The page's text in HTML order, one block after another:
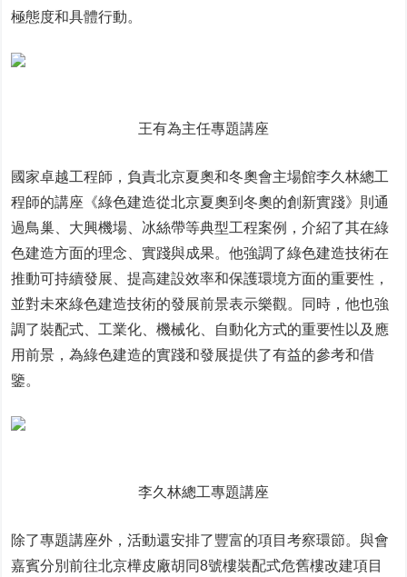
極態度和具體行動。
王有為主任專題講座
國家卓越工程師，負責北京夏奧和冬奧會主場館李久林總工
程師的講座《綠色建造從北京夏奧到冬奧的創新實踐》則通
過鳥巢、大興機場、冰絲帶等典型工程案例，介紹了其在綠
色建造方面的理念、實踐與成果。他強調了綠色建造技術在
推動可持續發展、提高建設效率和保護環境方面的重要性，
並對未來綠色建造技術的發展前景表示樂觀。同時，他也強
調了裝配式、工業化、機械化、自動化方式的重要性以及應
用前景，為綠色建造的實踐和發展提供了有益的參考和借
鑒。
李久林總工專題講座
除了專題講座外，活動還安排了豐富的項目考察環節。與會
嘉賓分別前往北京樺皮廠胡同8號樓裝配式危舊樓改建項目